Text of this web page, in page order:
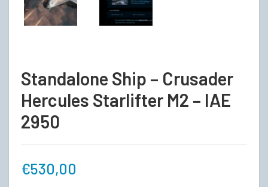
Standalone Ship – Crusader
Hercules Starlifter M2 – IAE
2950
€530,00